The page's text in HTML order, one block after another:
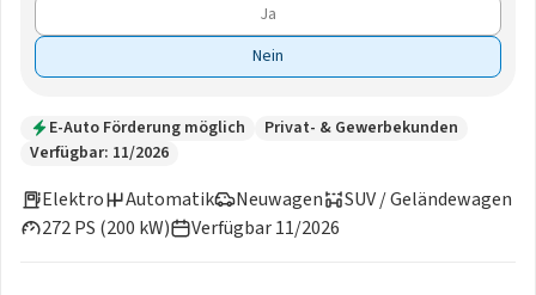
Ja
Nein
E-Auto Förderung möglich
Privat- & Gewerbekunden
Verfügbar: 11/2026
Elektro
Neuwagen
272 PS (200 kW)
Automatik
SUV / Geländewagen
Verfügbar 11/2026